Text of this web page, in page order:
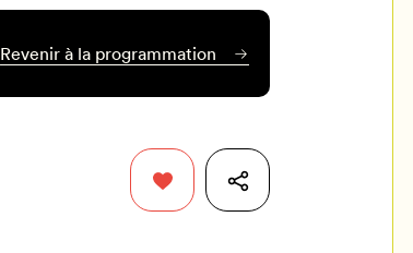
Revenir à la programmation